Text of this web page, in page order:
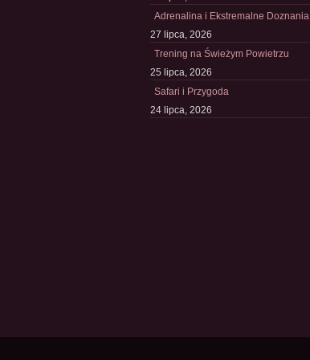
Adrenalina i Ekstremalne Doznania
27 lipca, 2026
Trening na Świeżym Powietrzu
25 lipca, 2026
Safari i Przygoda
24 lipca, 2026